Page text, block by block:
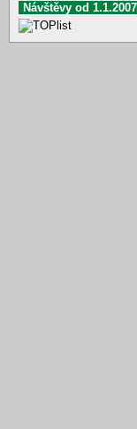
Návštěvy od 1.1.2007